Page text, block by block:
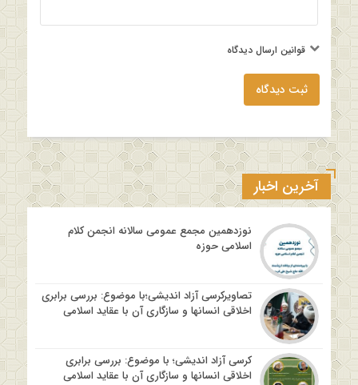
قوانین ارسال دیدگاه
ثبت دیدگاه
آخرین اخبار
نوزدهمین مجمع عمومی سالانه انجمن کلام
اسلامی حوزه
تصاویرکرسی آزاد اندیشی؛با موضوع: بررسی برابری
اخلاقی انسانها و سازگاری آن با عقاید اسلامی
کرسی آزاد اندیشی؛ با موضوع: بررسی برابری
اخلاقی انسانها و سازگاری آن با عقاید اسلامی